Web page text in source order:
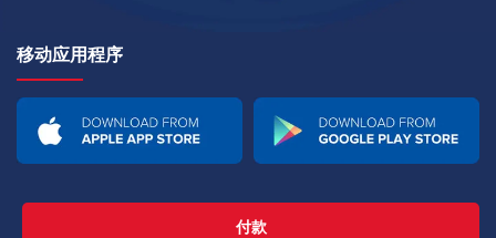
移动应用程序
付款